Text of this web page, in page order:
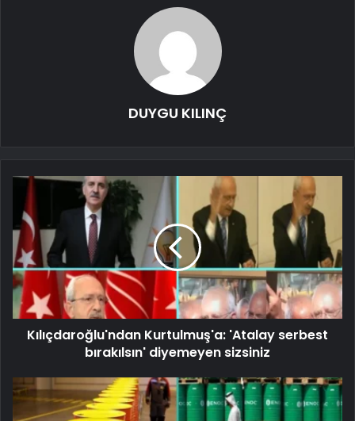
DUYGU KILINÇ
Kılıçdaroğlu'ndan Kurtulmuş'a: 'Atalay serbest
bırakılsın' diyemeyen sizsiniz